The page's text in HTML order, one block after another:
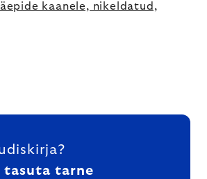
kaanele, nikeldatud,
tasuta tarne